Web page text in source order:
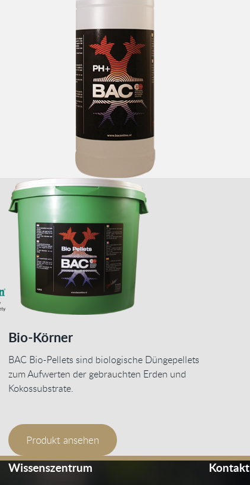
Bio-Körner
BAC Bio-Pellets sind biologische Düngepellets
zum Aufwerten der gebrauchten Erden und
Kokossubstrate.
Produkt ansehen
Wissenszentrum Kontakt